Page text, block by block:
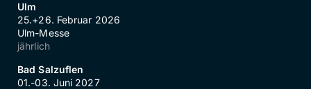
Ulm
25.+26. Februar 2026
Ulm-Messe
jährlich
Bad Salzuflen
01.-03. Juni 2027